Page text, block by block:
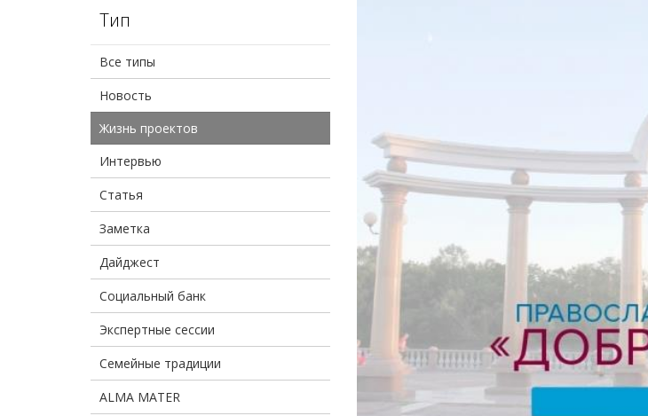
Тип
Все типы
Новость
Жизнь проектов
Интервью
Статья
Заметка
Дайджест
Социальный банк
Экспертные сессии
Семейные традиции
ALMA MATER